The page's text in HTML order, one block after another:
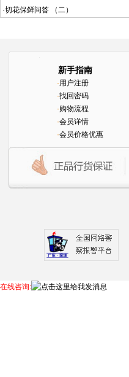
·切花保鲜问答 （二）
新手指南
·用户注册
·找回密码
·购物流程
·会员详情
·会员价格优惠
在线咨询: